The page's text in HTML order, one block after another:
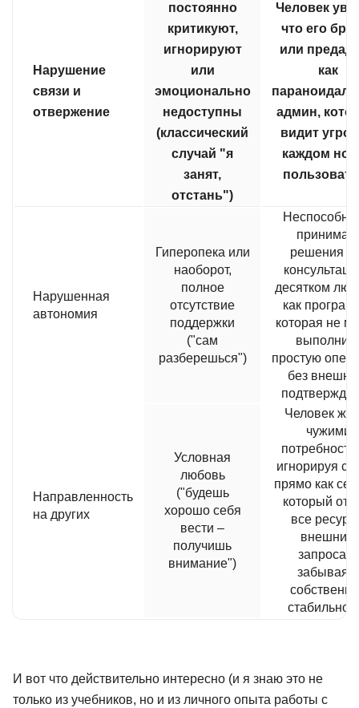
Нарушение
связи и
отвержение
постоянно
критикуют,
игнорируют
или
эмоционально
недоступны
(классический
случай "я
занят,
отстань")
Человек
что его
или
как
админ,
видит
каждом
Нарушенная
автономия
Гиперопека или
наоборот,
полное
отсутствие
поддержки
("сам
разберешься")
решения
десятком
как
которая не
простую
без
Направленность
на других
Условная
любовь
("будешь
хорошо себя
вести –
получишь
внимание")
Человек
чужими
игнорируя
прямо как
который
все
внешним
запросам,
забывая о
И вот что действительно интересно (и я знаю это не
только из учебников, но и из личного опыта работы с